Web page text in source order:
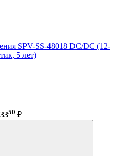
SPV-SS-48018 DC/DC (12-
5 лет)
50 ₽